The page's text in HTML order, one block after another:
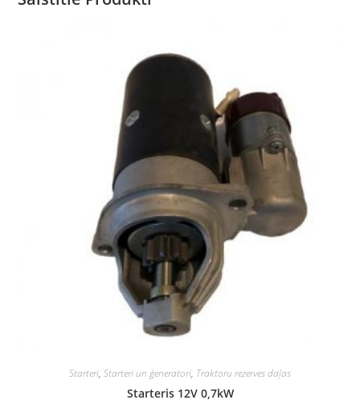
Starteri, Starteri un ģeneratori, Traktoru rezerves daļas
Starteris 12V 0,7kW